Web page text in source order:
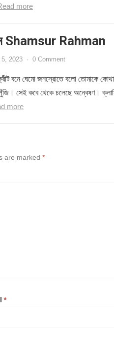
more
Shamsur Rahman
5, 2023 · 0 Comment
বনে ঘেমো জনস্রোতে বলো তোমাকে
পুঁজি। সেই কবে থেকে চলেছে অন্বেষণ।
more
are marked *
*